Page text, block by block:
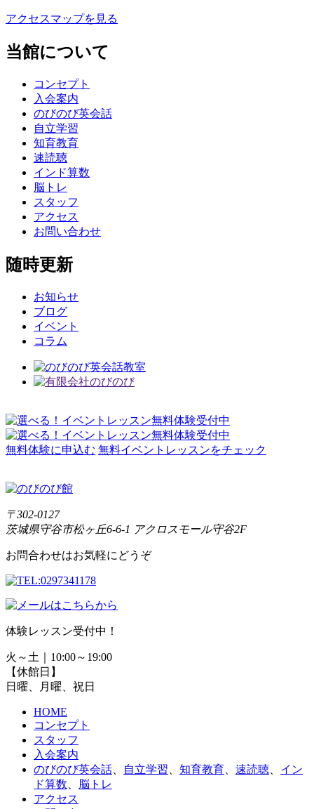
アクセスマップを見る
当館について
コンセプト
入会案内
のびのび英会話
自立学習
知育教育
速読聴
インド算数
脳トレ
スタッフ
アクセス
お問い合わせ
随時更新
お知らせ
ブログ
イベント
コラム
無料体験に申込む 無料イベントレッスンをチェック
〒302-0127
茨城県守谷市松ヶ丘6-6-1 アクロスモール守谷2F
お問合わせはお気軽にどうぞ
体験レッスン受付中！
火～土｜10:00～19:00
【休館日】
日曜、月曜、祝日
HOME
コンセプト
スタッフ
入会案内
のびのび英会話
自立学習 知育教育 速読聴
イン
ド算数
脳トレ
アクセス